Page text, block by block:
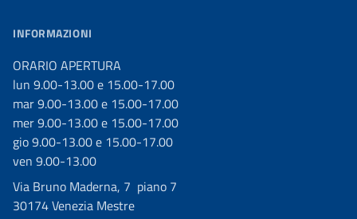
INFORMAZIONI
ORARIO APERTURA
lun 9.00-13.00 e 15.00-17.00
mar 9.00-13.00 e 15.00-17.00
mer 9.00-13.00 e 15.00-17.00
gio 9.00-13.00 e 15.00-17.00
ven 9.00-13.00
Via Bruno Maderna, 7 piano 7
30174 Venezia Mestre